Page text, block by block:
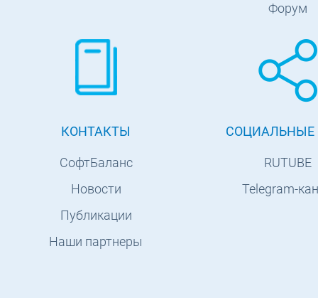
Форум
КОНТАКТЫ
СофтБаланс
Новости
Публикации
Наши партнеры
СОЦИАЛЬНЫЕ
RUTUBE
Telegram-